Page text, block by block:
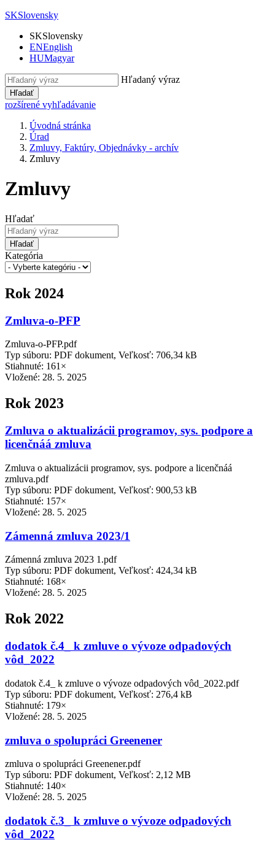
SKSlovensky
SKSlovensky
ENEnglish
HUMagyar
Hľadaný výraz
Hľadať
rozšírené vyhľadávanie
Úvodná stránka
Úrad
Zmluvy, Faktúry, Objednávky - archív
Zmluvy
Zmluvy
Hľadať
Hľadať
Kategória
Rok 2024
Zmluva-o-PFP
Zmluva-o-PFP.pdf
Typ súboru: PDF dokument, Veľkosť: 706,34 kB
Stiahnuté: 161×
Vložené: 28. 5. 2025
Rok 2023
Zmluva o aktualizácii programov, sys. podpore a
licenčnáá zmluva
Zmluva o aktualizácii programov, sys. podpore a licenčnáá
zmluva.pdf
Typ súboru: PDF dokument, Veľkosť: 900,53 kB
Stiahnuté: 157×
Vložené: 28. 5. 2025
Zámenná zmluva 2023/1
Zámenná zmluva 2023 1.pdf
Typ súboru: PDF dokument, Veľkosť: 424,34 kB
Stiahnuté: 168×
Vložené: 28. 5. 2025
Rok 2022
dodatok č.4_ k zmluve o vývoze odpadových
vôd_2022
dodatok č.4_ k zmluve o vývoze odpadových vôd_2022.pdf
Typ súboru: PDF dokument, Veľkosť: 276,4 kB
Stiahnuté: 179×
Vložené: 28. 5. 2025
zmluva o spolupráci Greenener
zmluva o spolupráci Greenener.pdf
Typ súboru: PDF dokument, Veľkosť: 2,12 MB
Stiahnuté: 140×
Vložené: 28. 5. 2025
dodatok č.3_ k zmluve o vývoze odpadových
vôd_2022